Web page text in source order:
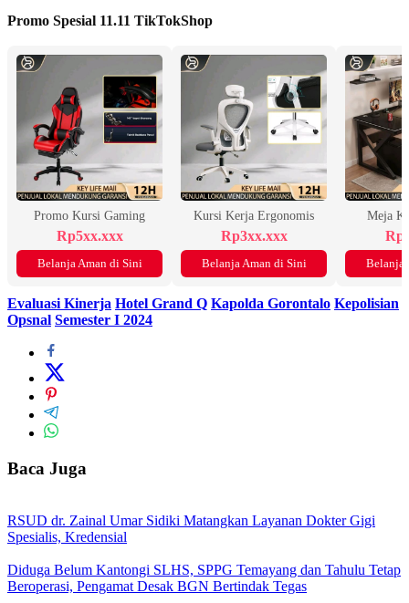
Promo Spesial 11.11 TikTokShop
Promo Kursi Gaming
Rp5xx.xxx
Belanja Aman di Sini
Kursi Kerja Ergonomis
Rp3xx.xxx
Belanja Aman di Sini
Meja
Belanja
Evaluasi Kinerja Hotel Grand Q Kapolda Gorontalo Kepolisian
Opsnal Semester I 2024
Baca Juga
RSUD dr. Zainal Umar Sidiki Matangkan Layanan Dokter Gigi
Spesialis, Kredensial
Diduga Belum Kantongi SLHS, SPPG Temayang dan Tahulu Tetap
Beroperasi, Pengamat Desak BGN Bertindak Tegas